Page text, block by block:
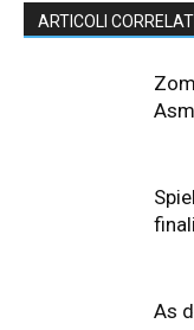
ARTICOLI CORRELATI
As